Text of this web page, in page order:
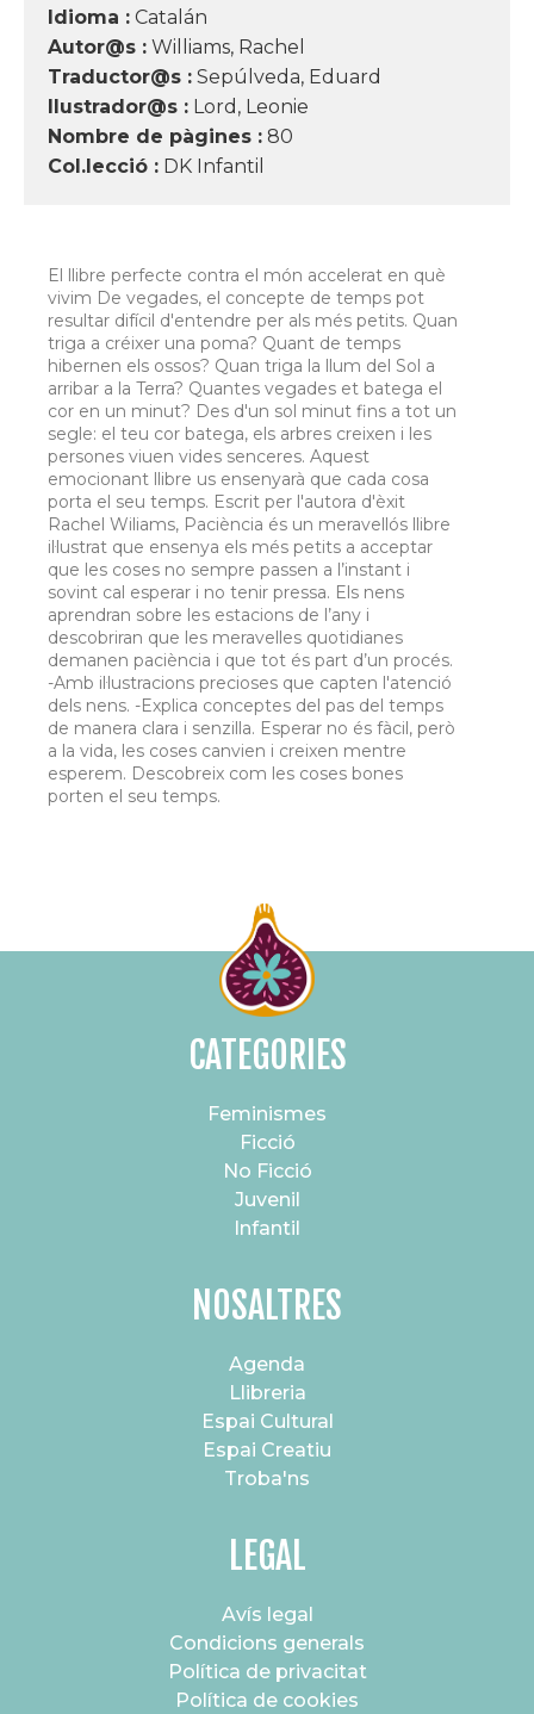
Idioma : Catalán
Autor@s : Williams, Rachel
Traductor@s : Sepúlveda, Eduard
Ilustrador@s : Lord, Leonie
Nombre de pàgines : 80
Col.lecció : DK Infantil
El llibre perfecte contra el món accelerat en què
vivim De vegades, el concepte de temps pot
resultar difícil d'entendre per als més petits. Quan
triga a créixer una poma? Quant de temps
hibernen els ossos? Quan triga la llum del Sol a
arribar a la Terra? Quantes vegades et batega el
cor en un minut? Des d'un sol minut fins a tot un
segle: el teu cor batega, els arbres creixen i les
persones viuen vides senceres. Aquest
emocionant llibre us ensenyarà que cada cosa
porta el seu temps. Escrit per l'autora d'èxit
Rachel Wiliams, Paciència és un meravellós llibre
il·lustrat que ensenya els més petits a acceptar
que les coses no sempre passen a l’instant i
sovint cal esperar i no tenir pressa. Els nens
aprendran sobre les estacions de l’any i
descobriran que les meravelles quotidianes
demanen paciència i que tot és part d’un procés.
-Amb il·lustracions precioses que capten l'atenció
dels nens. -Explica conceptes del pas del temps
de manera clara i senzilla. Esperar no és fàcil, però
a la vida, les coses canvien i creixen mentre
esperem. Descobreix com les coses bones
porten el seu temps.
CATEGORIES
Feminismes
Ficció
No Ficció
Juvenil
Infantil
NOSALTRES
Agenda
Llibreria
Espai Cultural
Espai Creatiu
Troba'ns
LEGAL
Avís legal
Condicions generals
Política de privacitat
Política de cookies